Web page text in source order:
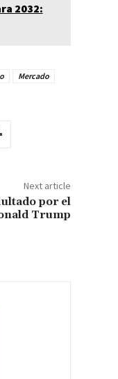
2032:
Mercado
Next article
por el
Trump